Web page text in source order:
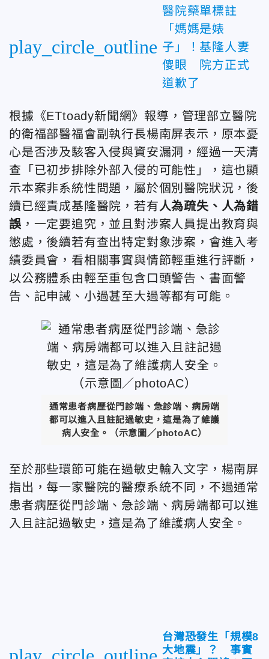
play_circle_outline
醫院藥單標註
「媽媽是婊
子」！基隆人妻
傻眼 院方正式
道歉了
根據《ETtoady新聞網》報導，管理部立醫院
的衛福部醫福會副執行長楊南屏表示，原本憂
心是否涉及駭客入侵與資安漏洞，經過一天清
查「已初步排除外部入侵的可能性」，這也顯
示本案非系統性問題，屬於個別醫院狀況，後
續已經責成基隆醫院，若有人為疏失、人為錯
誤 ，一定要追究，並且對涉案人員提出教育與
懲處，後續若有查出特定對象涉案，會進入考
績委員會，看相關事實與情節輕重進行評斷，
以公務體系由輕至重包含口頭警告、書面警
告、記申誡、小過甚至大過等都有可能。
通常患者病歷從門診端、急診端、病房端
都可以進入且註記過敏史，這是為了維護
病人安全。（示意圖／photoAC）
至於那些環節可能在過敏史輸入文字，楊南屏
指出，每一家醫院的醫療系統不同，不過通常
患者病歷從門診端、急診端、病房端都可以進
入且註記過敏史，這是為了維護病人安全。
台灣恐發生「規模8
大地震」？ 事實